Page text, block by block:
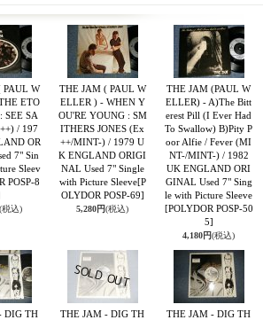
PAUL W
ETO
SEE SA
/ 197
OR
7" Sin
Sleev
POSP-8
(税込)
THE JAM ( PAUL W
ELLER ) - WHEN Y
OU'RE YOUNG : SM
ITHERS JONES (Ex
++/MINT-) / 1979 U
K ENGLAND ORIGI
NAL Used 7" Single
with Picture Sleeve[P
OLYDOR POSP-69]
5,280円(税込)
THE JAM (PAUL W
ELLER) - A)The Bitt
erest Pill (I Ever Had
To Swallow) B)Pity P
oor Alfie / Fever (MI
NT-/MINT-) / 1982
UK ENGLAND ORI
GINAL Used 7" Sing
le with Picture Sleeve
[POLYDOR POSP-50
5]
4,180円(税込)
DIG TH
THE JAM - DIG TH
THE JAM - DIG TH